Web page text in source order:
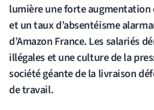
lumière une forte augmentation
et un taux d’absentéisme
d’Amazon France. Les salariés
illégales et une culture de la
société géante de la livraison
de travail.